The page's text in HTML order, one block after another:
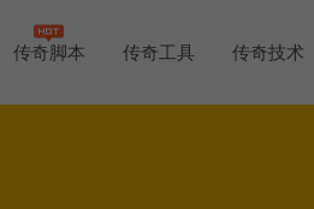
传奇脚本 传奇工具 传奇技术